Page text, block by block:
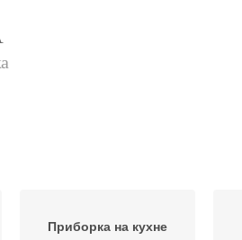
Приборка на кухне